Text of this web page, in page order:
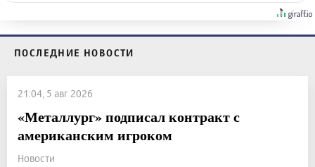
ПОСЛЕДНИЕ НОВОСТИ
21:04, 5 авг 2026
«Металлург» подписал контракт с
американским игроком
Новости